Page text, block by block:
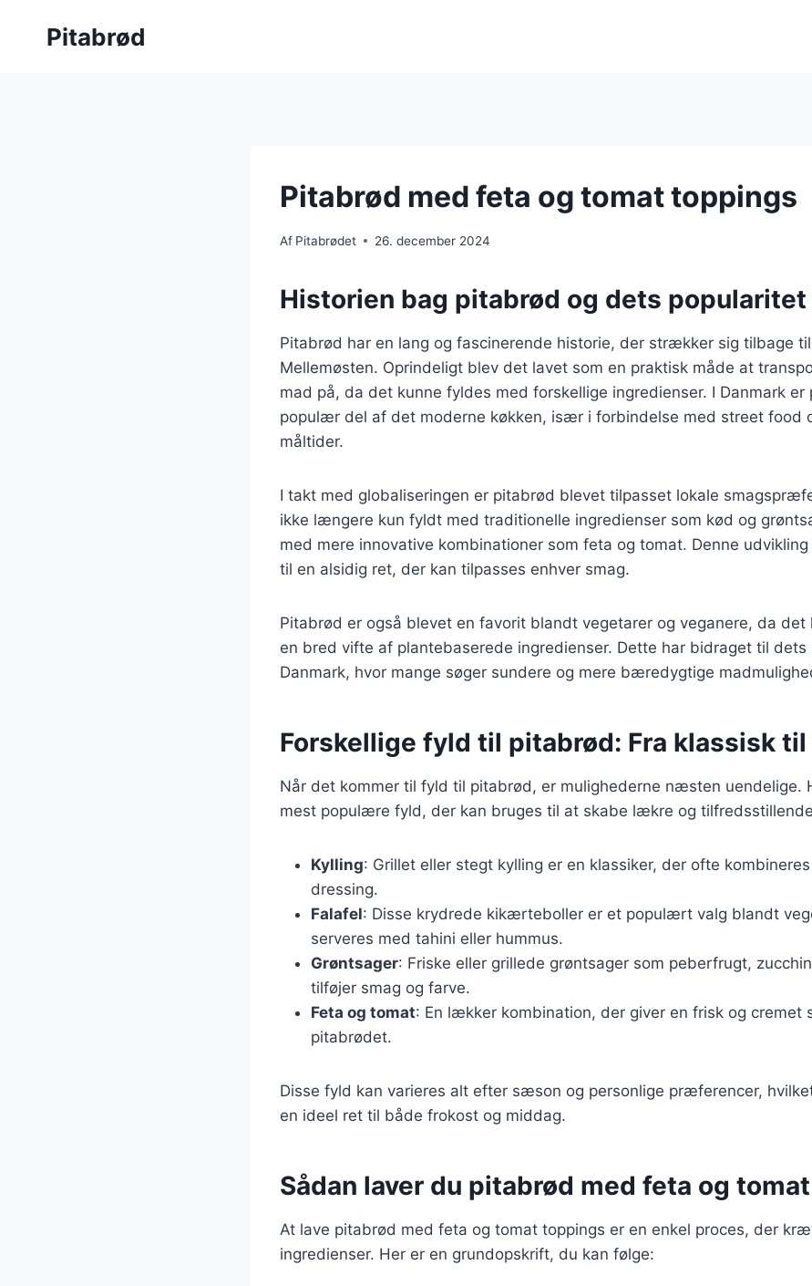
Pitabrød
Pitabrød med feta og tomat toppings
Af Pitabrødet 26. december 2024
Historien bag pitabrød og dets popularitet
Pitabrød har en lang og fascinerende historie, der strækker sig tilbage
Mellemøsten. Oprindeligt blev det lavet som en praktisk måde at
mad på, da det kunne fyldes med forskellige ingredienser. I Danmark
populær del af det moderne køkken, især i forbindelse med street food
måltider.
I takt med globaliseringen er pitabrød blevet tilpasset lokale
ikke længere kun fyldt med traditionelle ingredienser som kød og
med mere innovative kombinationer som feta og tomat. Denne
til en alsidig ret, der kan tilpasses enhver smag.
Pitabrød er også blevet en favorit blandt vegetarer og veganere, da det
en bred vifte af plantebaserede ingredienser. Dette har bidraget til dets
Danmark, hvor mange søger sundere og mere bæredygtige
Forskellige fyld til pitabrød: Fra klassisk
Når det kommer til fyld til pitabrød, er mulighederne næsten uendelige.
mest populære fyld, der kan bruges til at skabe lækre og
Kylling: Grillet eller stegt kylling er en klassiker, der ofte
dressing.
Falafel: Disse krydrede kikærteboller er et populært valg blandt
serveres med tahini eller hummus.
Grøntsager: Friske eller grillede grøntsager som peberfrugt,
tilføjer smag og farve.
Feta og tomat: En lækker kombination, der giver en frisk og cremet
pitabrødet.
Disse fyld kan varieres alt efter sæson og personlige præferencer,
en ideel ret til både frokost og middag.
Sådan laver du pitabrød med feta og
At lave pitabrød med feta og tomat toppings er en enkel proces, der
ingredienser. Her er en grundopskrift, du kan følge: